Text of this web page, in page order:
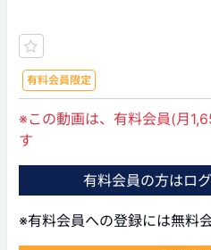
有料会員限定
※この動画は、有料会員(月
す
有料会員の方はロ
※有料会員への登録には無料